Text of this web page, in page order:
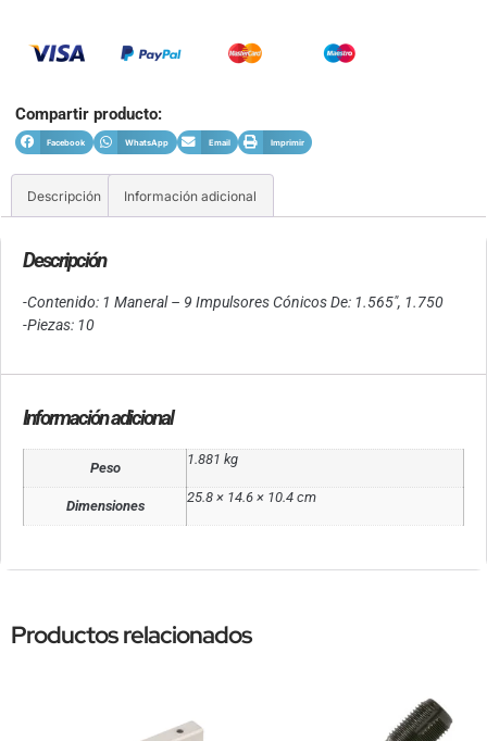
Compartir producto:
Facebook WhatsApp Email Imprimir
Descripción Información adicional
Descripción
-Contenido: 1 Maneral – 9 Impulsores Cónicos De: 1.565″, 1.750
-Piezas: 10
Información adicional
Peso
1.881 kg
Dimensiones
25.8 × 14.6 × 10.4 cm
Productos relacionados